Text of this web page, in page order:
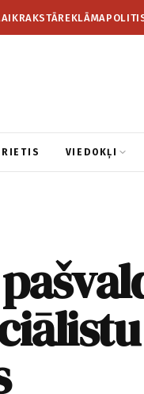
REKLĀMA
VIEDOKĻI